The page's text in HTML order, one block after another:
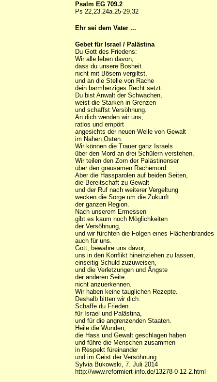
Psalm EG 709.2
Ps 22,23.24a.25-29.32
Ehr sei dem Vater ...
Gebet für Israel / Palästina
Du Gott des Friedens:
Wir alle leben davon,
dass du unsere Bosheit
nicht mit Bösem vergiltst,
und an die Stelle von Rache
dein barmherziges Recht setzt.
Du bist Anwalt der Schwachen,
weist die Starken in Grenzen
und schaffst Versöhnung.
An dich wenden wir uns,
ratlos und empört
angesichts der neuen Welle von Gewalt
im Nahen Osten.
Wir können die Trauer ganz Israels
über den Mord an drei Schülern verstehen.
Wir teilen den Zorn der Palästinenser
über den grausamen Rachemord.
Aber die Hassparolen auf beiden Seiten,
die Bereitschaft zu Gewalt
und der Ruf nach weiterer Vergeltung
wecken die Sorge um die Zukunft
der ganzen Region.
Nach unserem Ermessen
gibt es kaum noch Möglichkeiten
der Versöhnung,
und wir fürchten die Folgen eines Flächenbrandes
auch für uns.
Gott, bewahre uns davor,
uns in den Konflikt hineinziehen zu lassen,
einseitig Schuld zuzuweisen,
und die Verletzungen und Ängste
der anderen Seite
nicht anzuerkennen.
Wir haben keine tauglichen Rezepte.
Deshalb bitten wir dich:
Schaffe du Frieden
für Israel und Palästina,
und für die angrenzenden Staaten.
Heile die Wunden,
die Hass und Gewalt geschlagen haben
und führe die Menschen zusammen
in Respekt füreinander
und im Geist der Versöhnung.
Sylvia Bukowski, 7. Juli 2014
http://www.reformiert-info.de/13278-0-12-2.html